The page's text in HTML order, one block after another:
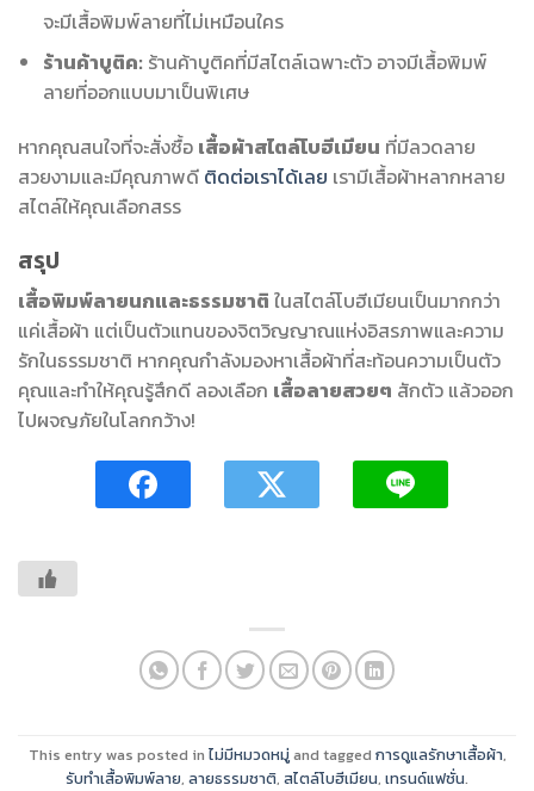
จะมีเสื้อพิมพ์ลายที่ไม่เหมือนใคร
ร้านค้าบูติค: ร้านค้าบูติคที่มีสไตล์เฉพาะตัว อาจมีเสื้อพิมพ์
ลายที่ออกแบบมาเป็นพิเศษ
หากคุณสนใจที่จะสั่งซื้อ เสื้อผ้าสไตล์โบฮีเมียน ที่มีลวดลาย
สวยงามและมีคุณภาพดี ติดต่อเราได้เลย เรามีเสื้อผ้าหลากหลาย
สไตล์ให้คุณเลือกสรร
สรุป
เสื้อพิมพ์ลายนกและธรรมชาติ ในสไตล์โบฮีเมียนเป็นมากกว่า
แค่เสื้อผ้า แต่เป็นตัวแทนของจิตวิญญาณแห่งอิสรภาพและความ
รักในธรรมชาติ หากคุณกำลังมองหาเสื้อผ้าที่สะท้อนความเป็นตัว
คุณและทำให้คุณรู้สึกดี ลองเลือก เสื้อลายสวยๆ สักตัว แล้วออก
ไปผจญภัยในโลกกว้าง!
This entry was posted in ไม่มีหมวดหมู่and tagged การดูแลรักษาเสื้อผ้า,
รับทำเสื้อพิมพ์ลาย, ลายธรรมชาติ, สไตล์โบฮีเมียน, เทรนด์แฟชั่น.